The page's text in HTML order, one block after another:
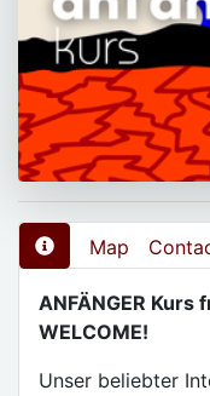
Map
ANFÄNGER
WELCOME!
Unser beliebter